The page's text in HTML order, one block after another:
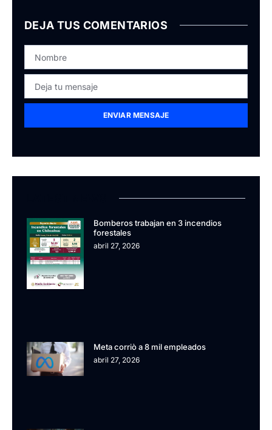
DEJA TUS COMENTARIOS
ENVIAR MENSAJE
Bomberos trabajan en 3 incendios
forestales
abril 27, 2026
Meta corriò a 8 mil empleados
abril 27, 2026